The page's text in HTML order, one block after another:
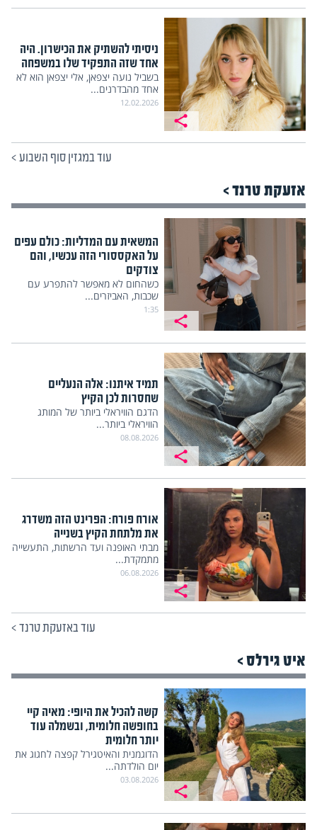
ניסיתי להשתיק את הכישרון. היה
אחד שזה התפקיד שלו במשפחה
בשביל נועה יצפאן, אלי יצפאן הוא לא
אחד מהבדרנים...
12.02.2026
עוד במגזין סוף השבוע>
אזעקת טרנד >
המשאית עם המדליות: כולם עפים
על האקססורי הזה עכשיו, והם
צודקים
כשהחום לא מאפשר להתפרע עם
שכבות, האביזרים...
1:35
תמיד איתנו: אלה הנעליים
שחסרות לכן הקיץ
הדגם הוויראלי ביותר של המותג
הוויראלי ביותר...
08.08.2026
אורח פורח: הפרינט הזה משדרג
את מלתחת הקיץ בשנייה
מבתי האופנה ועד הרשתות, התעשייה
מתמקדת...
06.08.2026
עוד באזעקת טרנד>
איט גירלס >
קשה להכיל את היופי: מאיה קיי
בחופשה חלומית, ובשמלה עוד
יותר חלומית
הדוגמנית והאיטגירל קפצה לחגוג את
יום הולדתה...
03.08.2026